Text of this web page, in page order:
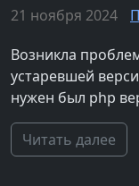
21 ноября 2024
Возникла
устаревшей
нужен был php
Читать далее